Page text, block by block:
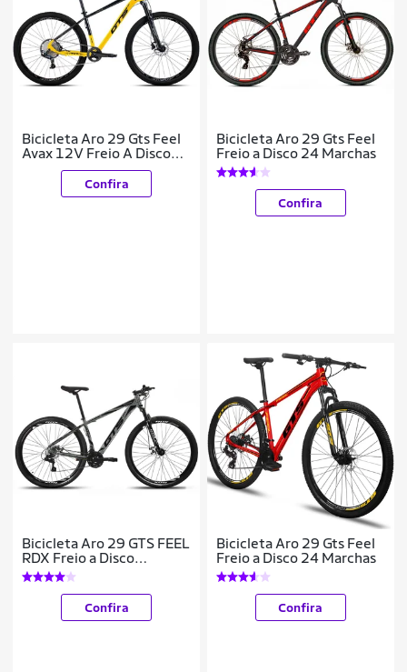
Bicicleta Aro 29 Gts Feel
Avax 12V Freio A Disco
Hidráulico
Confira
Bicicleta Aro 29 Gts Feel
Freio a Disco 24 Marchas
Confira
Bicicleta Aro 29 GTS FEEL
RDX Freio a Disco
Hidráulico 24 Marchas
Confira
Bicicleta Aro 29 Gts Feel
Freio a Disco 24 Marchas
Confira